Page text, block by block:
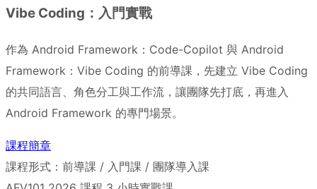
Vibe Coding：入門實戰
作為 Android Framework：Code-Copilot 與 Android
Framework：Vibe Coding 的前導課，先建立 Vibe Coding
的共同語言、角色分工與工作流，讓團隊先打底，再進入
Android Framework 的專門場景。
課程簡章
課程形式：前導課 / 入門課 / 團隊導入課